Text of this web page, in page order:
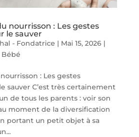
nourrisson : Les gestes
le sauver
- Fondatrice | Mai 15, 2026|
Bébé
: Les gestes
sauver C’est très certainement
de tous les parents : voir son
moment de la diversification
portant un petit objet à sa